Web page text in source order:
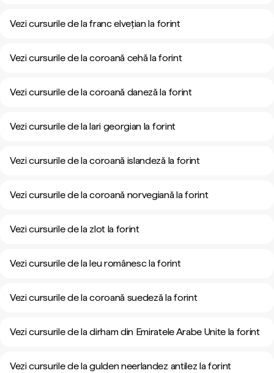
Vezi cursurile de la franc elvețian la forint
Vezi cursurile de la coroană cehă la forint
Vezi cursurile de la coroană daneză la forint
Vezi cursurile de la lari georgian la forint
Vezi cursurile de la coroană islandeză la forint
Vezi cursurile de la coroană norvegiană la forint
Vezi cursurile de la zlot la forint
Vezi cursurile de la leu românesc la forint
Vezi cursurile de la coroană suedeză la forint
Vezi cursurile de la dirham din Emiratele Arabe Unite la forint
Vezi cursurile de la gulden neerlandez antilez la forint